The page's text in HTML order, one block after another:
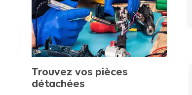
Trouvez vos pièces
détachées